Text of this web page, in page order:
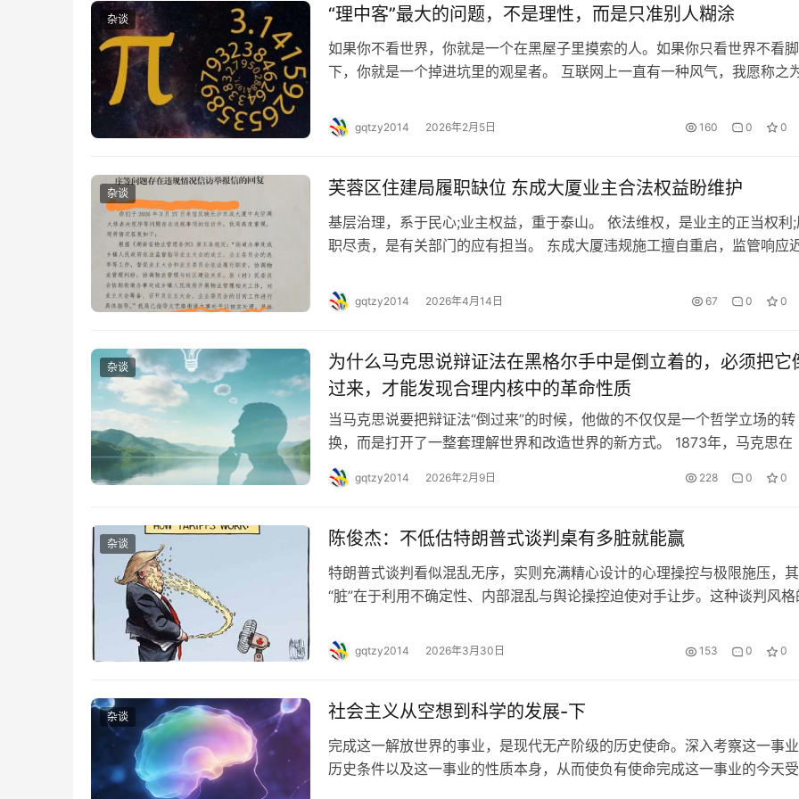
杂谈 “理中客”最大的问题，不是理性，而是只准别人糊涂
如果你不看世界，你就是一个在黑屋子里摸索的人。如果你只看世界不看脚
下，你就是一个掉进坑里的观星者。 互联网上一直有一种风气，我愿称之
外某些社会治理拉胯、基建效率低下或者金融系统暴雷，并忍不住指点两句
时，他们会冷笑着跳出来说：看这些有什么用?你一个月赚多少钱?操心人家
gqtzy2014 2026年2月5日 160 0 0
杂谈 芙蓉区住建局履职缺位 东成大厦业主合法权益盼维护
基层治理，系于民心;业主权益，重于泰山。 依法维权，是业主的正当权利;
职尽责，是有关部门的应有担当。 东成大厦违规施工擅自重启，监管响应
考验。 我们始终相信法治、相信组织，只愿问题有人管、诉求有回应、公平
得见。 现将事实经过如实反映，恳请上级关注、依法处置，还业主一个公道
gqtzy2014 2026年4月14日 67 0 0
杂谈
为什么马克思说辩证法在黑格尔手中是倒立着的，必须把它
过来，才能发现合理内核中的革命性质
当马克思说要把辩证法“倒过来”的时候，他做的不仅仅是一个哲学立场的转
换，而是打开了一整套理解世界和改造世界的新方式。 1873年，马克思在
本论》第一卷第二版的跋文中写下了一段后来被反复引用的话：辩证法在黑
尔手中神秘化了，但这决没有妨碍他第一个全面地、有意识地叙述了辩证
外壳中的合理内…
gqtzy2014 2026年2月9日 228 0 0
杂谈 陈俊杰：不低估特朗普式谈判桌有多脏就能赢
特朗普式谈判看似混乱无序，实则充满精心设计的心理操控与极限施压，其
“脏”在于利用不确定性、内部混乱与舆论操控迫使对手让步。这种谈判风格
主导的高压心理战，中国对特朗普“料敌从宽”才有可能赢到谈判桌上。 特朗
式谈判看似混乱无序，实则充满精心设计的心理操控与极限施压，其脏在于
gqtzy2014 2026年3月30日 153 0 0
杂谈 社会主义从空想到科学的发展-下
完成这一解放世界的事业，是现代无产阶级的历史使命。深入考察这一事
历史条件以及这一事业的性质本身，从而使负有使命完成这一事业的今天受